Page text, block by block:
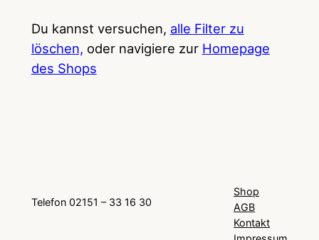
Du kannst versuchen, alle Filter zu
löschen, oder navigiere zur Homepage
des Shops
Telefon 02151 – 33 16 30
Shop
AGB
Kontakt